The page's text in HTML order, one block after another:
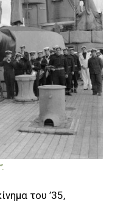
του ’35,